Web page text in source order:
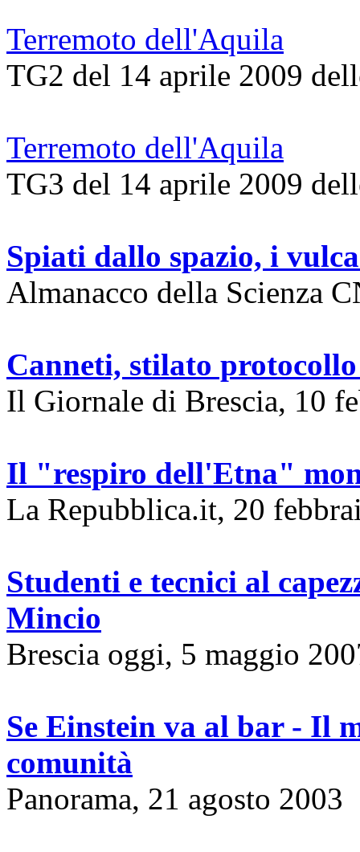
Terremoto dell'Aquila
TG2 del 14 aprile 2009
Terremoto dell'Aquila
TG3 del 14 aprile 2009
Spiati dallo spazio, i
Almanacco della Scienza
Canneti, stilato
Il Giornale di Brescia, 10
Il "respiro dell'Etna"
La Repubblica.it, 20
Studenti e tecnici al
Mincio
Brescia oggi, 5 maggio
Se Einstein va al bar - Il
comunità
Panorama, 21 agosto 2003